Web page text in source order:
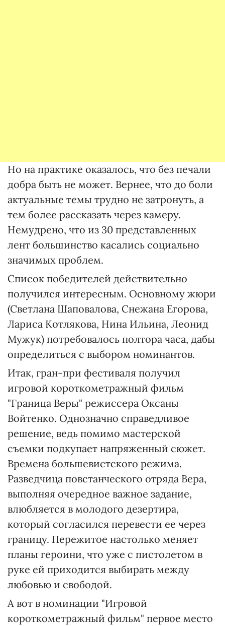
Но на практике оказалось, что без печали
добра быть не может. Вернее, что до боли
актуальные темы трудно не затронуть, а
тем более рассказать через камеру.
Немудрено, что из 30 представленных
лент большинство касались социально
значимых проблем.
Список победителей действительно
получился интересным. Основному жюри
(Светлана Шаповалова, Снежана Егорова,
Лариса Котлякова, Нина Ильина, Леонид
Мужук) потребовалось полтора часа, дабы
определиться с выбором номинантов.
Итак, гран-при фестиваля получил
игровой короткометражный фильм
"Граница Веры" режиссера Оксаны
Войтенко. Однозначно справедливое
решение, ведь помимо мастерской
съемки подкупает напряженный сюжет.
Времена большевистского режима.
Разведчица повстанческого отряда Вера,
выполняя очередное важное задание,
влюбляется в молодого дезертира,
который согласился перевести ее через
границу. Пережитое настолько меняет
планы героини, что уже с пистолетом в
руке ей приходится выбирать между
любовью и свободой.
А вот в номинации "Игровой
короткометражный фильм" первое место